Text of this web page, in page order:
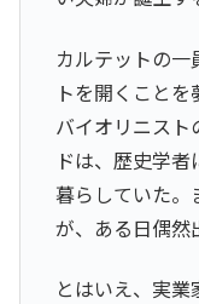
カルテットの一
トを開くこと
バイオリニスト
ドは、歴史学
暮らしていた。
が、ある日偶然
とはいえ、実